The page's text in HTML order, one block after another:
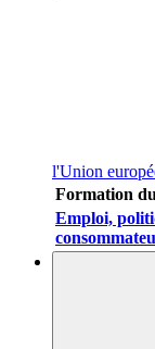
l'Union
Formation
Emploi,